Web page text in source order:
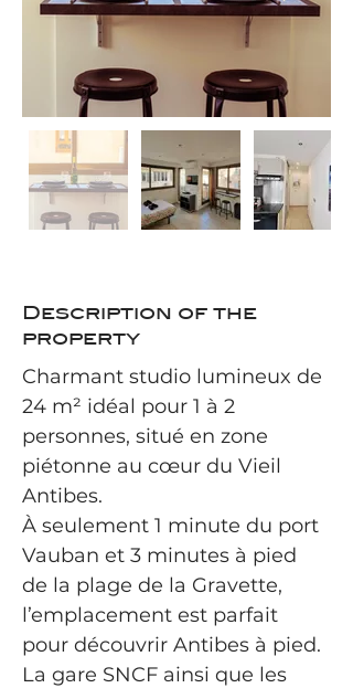
Description of the
property
Charmant studio lumineux de
24 m² idéal pour 1 à 2
personnes, situé en zone
piétonne au cœur du Vieil
Antibes.
À seulement 1 minute du port
Vauban et 3 minutes à pied
de la plage de la Gravette,
l’emplacement est parfait
pour découvrir Antibes à pied.
La gare SNCF ainsi que les